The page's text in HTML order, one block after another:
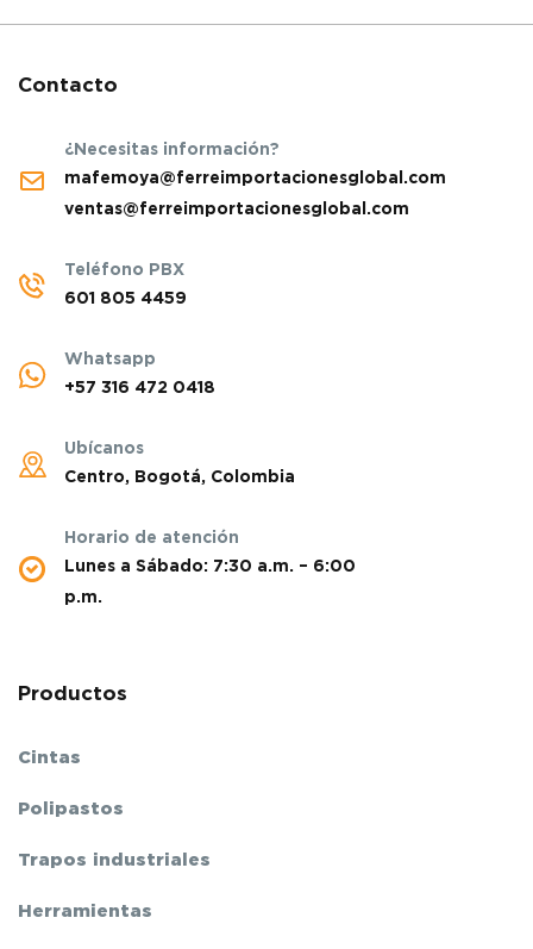
Contacto
¿Necesitas información?
mafemoya@ferreimportacionesglobal.com
ventas@ferreimportacionesglobal.com
Teléfono PBX
601 805 4459
Whatsapp
+57 316 472 0418
Ubícanos
Centro, Bogotá, Colombia
Horario de atención
Lunes a Sábado: 7:30 a.m. – 6:00
p.m.
Productos
Cintas
Polipastos
Trapos industriales
Herramientas